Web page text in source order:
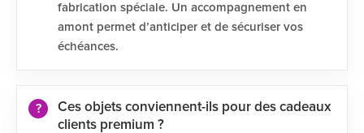
fabrication spéciale. Un accompagnement en
amont permet d’anticiper et de sécuriser vos
échéances.
Ces objets conviennent-ils pour des cadeaux
clients premium ?